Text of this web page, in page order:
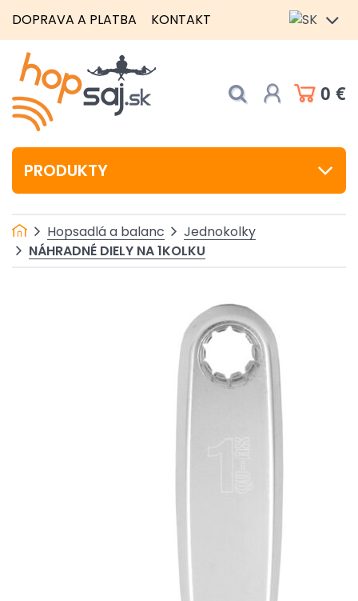
DOPRAVA A PLATBA KONTAKT
0 €
PRODUKTY
Hopsadlá a balanc
Jednokolky
NÁHRADNÉ DIELY NA 1KOLKU